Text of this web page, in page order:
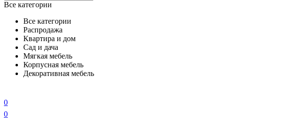
Все категории
Все категории
Распродажа
Квартира и дом
Сад и дача
Мягкая мебель
Корпусная мебель
Декоративная мебель
0
0